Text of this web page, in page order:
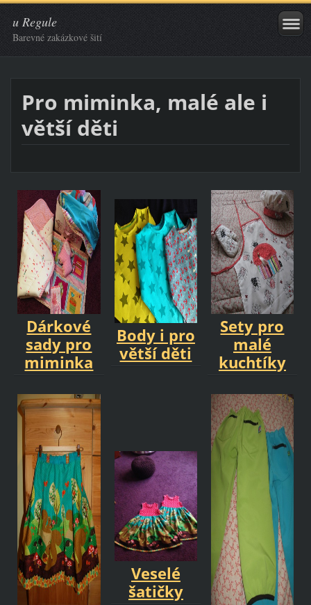
u Regule
Barevné zakázkové šití
Pro miminka, malé ale i
větší děti
Dárkové
sady pro
miminka
Body i pro
větší děti
Sety pro
malé
kuchtíky
Veselé
šatičky